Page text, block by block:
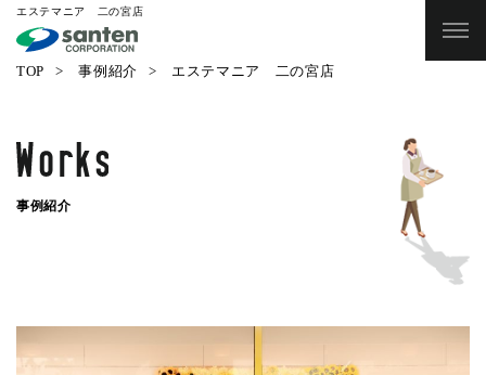
エステマニア 二の宮店
TOP 事例紹介 エステマニア 二の宮店
事例紹介